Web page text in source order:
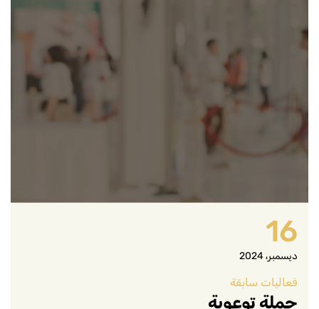
16
ديسمبر، 2024
فعاليات سابقة
حملة توعوية